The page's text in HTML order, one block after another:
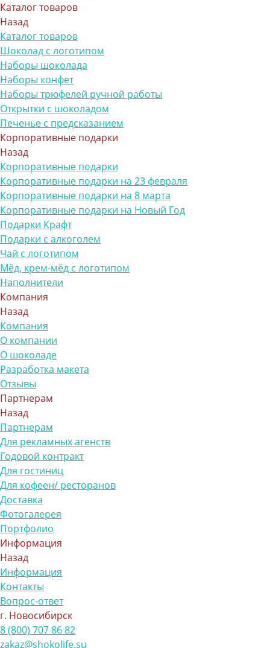
Каталог товаров
Назад
Каталог товаров
Шоколад с логотипом
Наборы шоколада
Наборы конфет
Наборы трюфелей ручной работы
Открытки с шоколадом
Печенье с предсказанием
Корпоративные подарки
Назад
Корпоративные подарки
Корпоративные подарки на 23 февраля
Корпоративные подарки на 8 марта
Корпоративные подарки на Новый Год
Подарки Крафт
Подарки с алкоголем
Чай с логотипом
Мёд, крем-мёд с логотипом
Наполнители
Компания
Назад
Компания
О компании
О шоколаде
Разработка макета
Отзывы
Партнерам
Назад
Партнерам
Для рекламных агенств
Годовой контракт
Для гостиниц
Для кофеен/ ресторанов
Доставка
Фотогалерея
Портфолио
Информация
Назад
Информация
Контакты
Вопрос-ответ
г. Новосибирск
8 (800) 707 86 82
zakaz@shokolife.su